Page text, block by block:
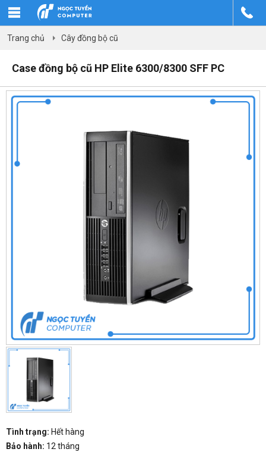
Trang chủ Cây đồng bộ cũ
Case đồng bộ cũ HP Elite 6300/8300 SFF PC
Tình trạng: Hết hàng
Bảo hành: 12 tháng